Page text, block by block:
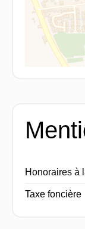
Honoraires à
Taxe foncière